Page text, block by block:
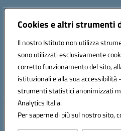
Cookies e altri strumenti
Il nostro Istituto non utilizza
sono utilizzati esclusivamente
corretto funzionamento del sito,
istituzionali e alla sua
strumenti statistici anonimizzati
Analytics Italia.
Per saperne di più sul nostro sito,
Indirizzo:Via Vaccari n.5 e Via Falcone
Posta elettronica certificata (PEC):
Codice fiscale: 82004490817
Codice meccanografico: TPPM03000Q
Hosting & Powered
Concept & Design